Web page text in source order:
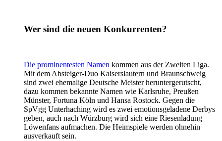
Wer sind die neuen Konkurrenten?
Die prominentesten Namen kommen aus der Zweiten Liga.
Mit dem Absteiger-Duo Kaiserslautern und Braunschweig
sind zwei ehemalige Deutsche Meister heruntergerutscht,
dazu kommen bekannte Namen wie Karlsruhe, Preußen
Münster, Fortuna Köln und Hansa Rostock. Gegen die
SpVgg Unterhaching wird es zwei emotionsgeladene Derbys
geben, auch nach Würzburg wird sich eine Riesenladung
Löwenfans aufmachen. Die Heimspiele werden ohnehin
ausverkauft sein.